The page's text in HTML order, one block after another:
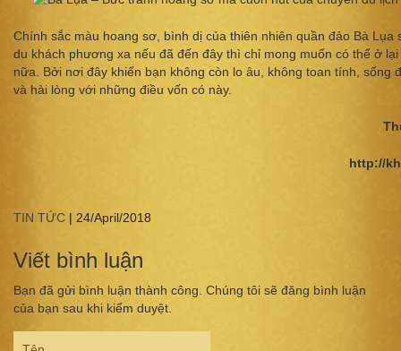
Chính sắc màu hoang sơ, bình dị của thiên nhiên quần đảo Bà Lụa
du khách phương xa nếu đã đến đây thì chỉ mong muốn có thể ở
nữa. Bởi nơi đây khiến bạn không còn lo âu, không toan tính, sống
và hài lòng với những điều vốn có này.
http://
TIN TỨC | 24/April/2018
Viết bình luận
Bạn đã gửi bình luận thành công. Chúng tôi sẽ đăng bình luận
của bạn sau khi kiểm duyệt.